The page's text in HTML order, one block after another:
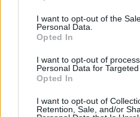
use your data for below
consent section.
I want to opt-out of the
Personal Data.
Opted In
I want to opt-out of
Personal Data for
Opted In
I want to opt-out of
Retention, Sale, and/or
Egy vasárnap-hétfő
infód merre menj, meglepő
meglepetéseket okozni. Az
meglepő, hogy odaát is jól
levegőt, fél órás
Mariahilfer Strassén, a